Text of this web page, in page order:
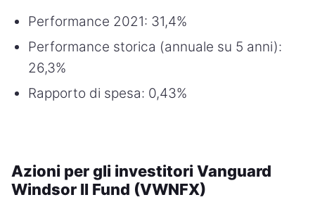
Performance 2021: 31,4%
Performance storica (annuale su 5 anni):
26,3%
Rapporto di spesa: 0,43%
Azioni per gli investitori Vanguard
Windsor II Fund (VWNFX)